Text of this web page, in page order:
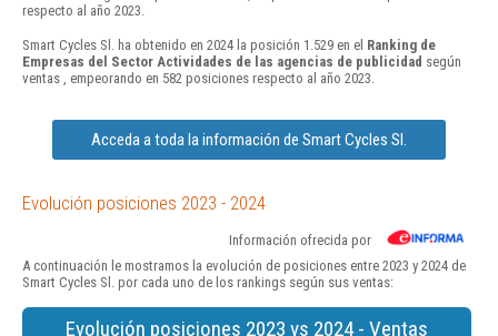
respecto al año 2023.
Smart Cycles Sl. ha obtenido en 2024 la posición 1.529 en el Ranking de
Empresas del Sector Actividades de las agencias de publicidad según
ventas , empeorando en 582 posiciones respecto al año 2023.
Acceda a toda la información de Smart Cycles Sl.
Evolución posiciones 2023 - 2024
Información ofrecida por
A continuación le mostramos la evolución de posiciones entre 2023 y 2024 de
Smart Cycles Sl. por cada uno de los rankings según sus ventas:
Evolución posiciones 2023 vs 2024 - Ventas